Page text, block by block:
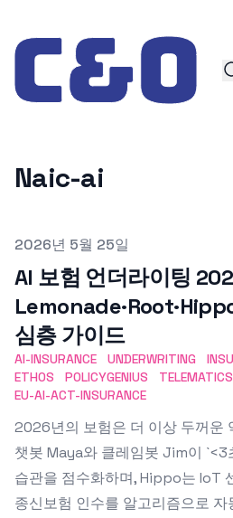
Naic-ai
Published on
2026년 5월 25일
AI 보험 언더라이팅
심층 가이드
AI-INSURANCE UNDERWRITING
ETHOS
POLICYGENIUS TELEMATICS
EU-AI-ACT-INSURANCE
2026년의 보험은 더 이상 두꺼운
챗봇 Maya와 클레임봇 Jim이
습관을 점수화하며, Hippo는 IoT
종신보험 인수를 알고리즘으로